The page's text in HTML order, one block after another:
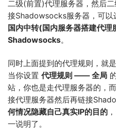
二级(前置)代理服务器，然后
接Shadowsocks服务器，可以
国内中转(国内服务器搭建代理
Shadowsocks。
同时上面提到的代理规则，就
当你设置 代理规则 —— 全局
站，你也是走代理服务器的，
接代理服务器然后再链接
何情况隐藏自己真实IP的目的
一说明了。